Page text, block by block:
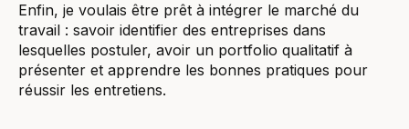
Enfin, je voulais être prêt à intégrer le marché du
travail : savoir identifier des entreprises dans
lesquelles postuler, avoir un portfolio qualitatif à
présenter et apprendre les bonnes pratiques pour
réussir les entretiens.